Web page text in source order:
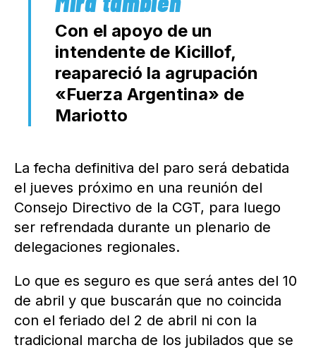
Con el apoyo de un
intendente de Kicillof,
reapareció la agrupación
«Fuerza Argentina» de
Mariotto
La fecha definitiva del paro será debatida
el jueves próximo en una reunión del
Consejo Directivo de la CGT, para luego
ser refrendada durante un plenario de
delegaciones regionales.
Lo que es seguro es que será antes del 10
de abril y que buscarán que no coincida
con el feriado del 2 de abril ni con la
tradicional marcha de los jubilados que se